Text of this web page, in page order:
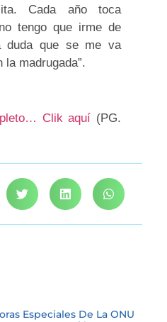
ita. Cada año toca
no tengo que irme de
dudaque se meva
a madrugada”.
Clik aquí (PG.
Especiales De La ONU